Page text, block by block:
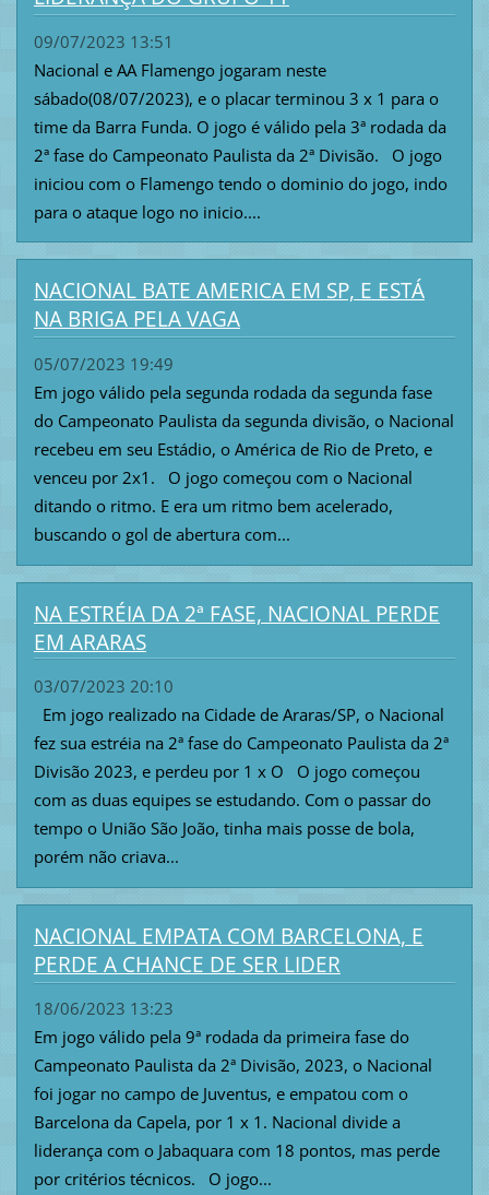
09/07/2023 13:51
Nacional e AA Flamengo jogaram neste
sábado(08/07/2023), e o placar terminou 3 x 1 para o
time da Barra Funda. O jogo é válido pela 3ª rodada da
2ª fase do Campeonato Paulista da 2ª Divisão. O jogo
iniciou com o Flamengo tendo o dominio do jogo, indo
para o ataque logo no inicio....
NACIONAL BATE AMERICA EM SP, E ESTÁ
NA BRIGA PELA VAGA
05/07/2023 19:49
Em jogo válido pela segunda rodada da segunda fase
do Campeonato Paulista da segunda divisão, o Nacional
recebeu em seu Estádio, o América de Rio de Preto, e
venceu por 2x1. O jogo começou com o Nacional
ditando o ritmo. E era um ritmo bem acelerado,
buscando o gol de abertura com...
NA ESTRÉIA DA 2ª FASE, NACIONAL PERDE
EM ARARAS
03/07/2023 20:10
Em jogo realizado na Cidade de Araras/SP, o Nacional
fez sua estréia na 2ª fase do Campeonato Paulista da 2ª
Divisão 2023, e perdeu por 1 x O O jogo começou
com as duas equipes se estudando. Com o passar do
tempo o União São João, tinha mais posse de bola,
porém não criava...
NACIONAL EMPATA COM BARCELONA, E
PERDE A CHANCE DE SER LIDER
18/06/2023 13:23
Em jogo válido pela 9ª rodada da primeira fase do
Campeonato Paulista da 2ª Divisão, 2023, o Nacional
foi jogar no campo de Juventus, e empatou com o
Barcelona da Capela, por 1 x 1. Nacional divide a
liderança com o Jabaquara com 18 pontos, mas perde
por critérios técnicos. O jogo...